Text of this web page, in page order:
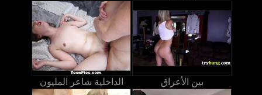
الداخلية شاعر المليون بين الأعراق